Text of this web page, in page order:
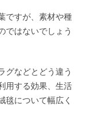
ですが、素材や種
ではないでしょう
グなどとどう違う
用する効果、生活
毯について幅広く